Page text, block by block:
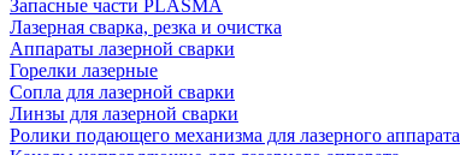
Запасные части PLASMA
Лазерная сварка, резка и очистка
Аппараты лазерной сварки
Горелки лазерные
Сопла для лазерной сварки
Линзы для лазерной сварки
Ролики подающего механизма для лазерного аппарата